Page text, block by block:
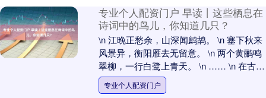
专业个人配资门户 早读丨这些栖息在
诗词中的鸟儿，你知道几只？
\n 江晚正愁余，山深闻鹧鸪。 \n 塞下秋来
风景异，衡阳雁去无留意。 \n 两个黄鹂鸣
翠柳，一行白鹭上青天。 \n …… \n 在古诗
词中， \n 经常能读到....
专业个人配资门户